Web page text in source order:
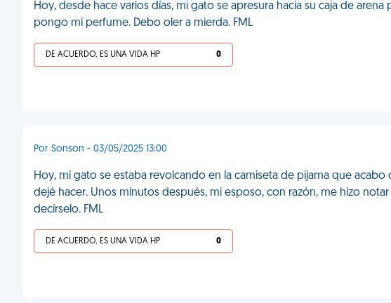
Hoy, desde hace varios días, mi gato se apresura hacia su caja de
pongo mi perfume. Debo oler a mierda. FML
DE ACUERDO, ES UNA VIDA HP 0
Por Sonson - 03/05/2025 13:00
Hoy, mi gato se estaba revolcando en la camiseta de pijama que
dejé hacer. Unos minutos después, mi esposo, con razón, me hizo
decírselo. FML
DE ACUERDO, ES UNA VIDA HP 0